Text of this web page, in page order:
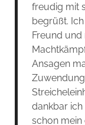
freudig mit
begrüßt.
Freund und
Ansagen
dankbar ich
schon mein